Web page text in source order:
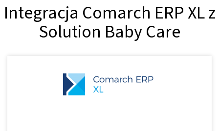
Integracja Comarch ERP XL z
Solution Baby Care